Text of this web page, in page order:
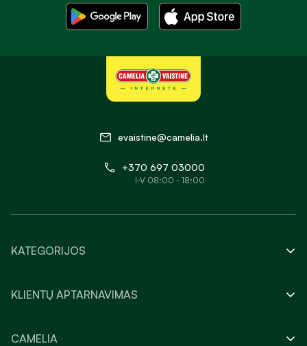
evaistine@camelia.lt
+370 697 03000
I-V 08:00 - 18:00
KATEGORIJOS
KLIENTŲ APTARNAVIMAS
CAMELIA